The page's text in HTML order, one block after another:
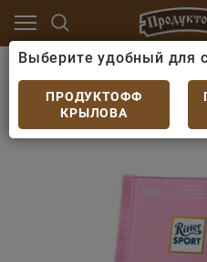
Шоколад
Шоколад Ritter Sport
Выберите удобный для
ПРОДУКТОФФ
КРЫЛОВА